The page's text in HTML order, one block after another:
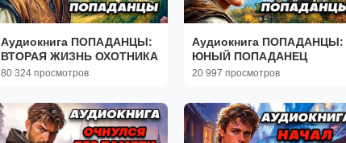
Аудиокнига ПОПАДАНЦЫ:
ВТОРАЯ ЖИЗНЬ ОХОТНИКА
80 324 просмотров
Аудиокнига ПОПАДАНЦЫ:
ЮНЫЙ ПОПАДАНЕЦ
20 997 просмотров